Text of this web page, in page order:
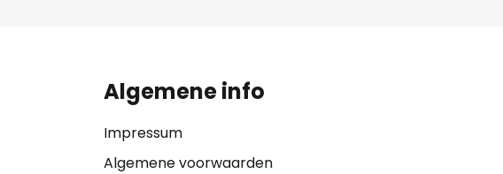
Algemene info
Impressum
Algemene voorwaarden